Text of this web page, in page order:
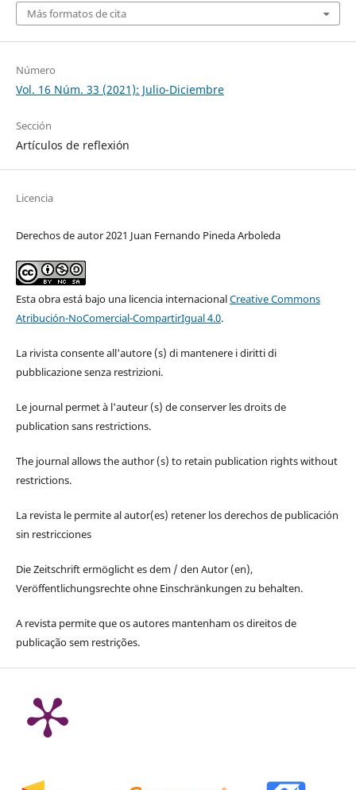
Más formatos de cita
Número
Vol. 16 Núm. 33 (2021): Julio-Diciembre
Sección
Artículos de reflexión
Licencia
Derechos de autor 2021 Juan Fernando Pineda Arboleda
Esta obra está bajo una licencia internacionalCreative Commons
Atribución-NoComercial-CompartirIgual 4.0.
La rivista consente all'autore (s) di mantenere i diritti di
pubblicazione senza restrizioni.
Le journal permet à l'auteur (s) de conserver les droits de
publication sans restrictions.
The journal allows the author (s) to retain publication rights without
restrictions.
La revista le permite al autor(es) retener los derechos de publicación
sin restricciones
Die Zeitschrift ermöglicht es dem / den Autor (en),
Veröffentlichungsrechte ohne Einschränkungen zu behalten.
A revista permite que os autores mantenham os direitos de
publicação sem restrições.